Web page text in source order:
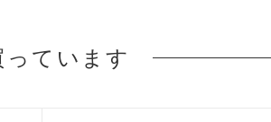
ています